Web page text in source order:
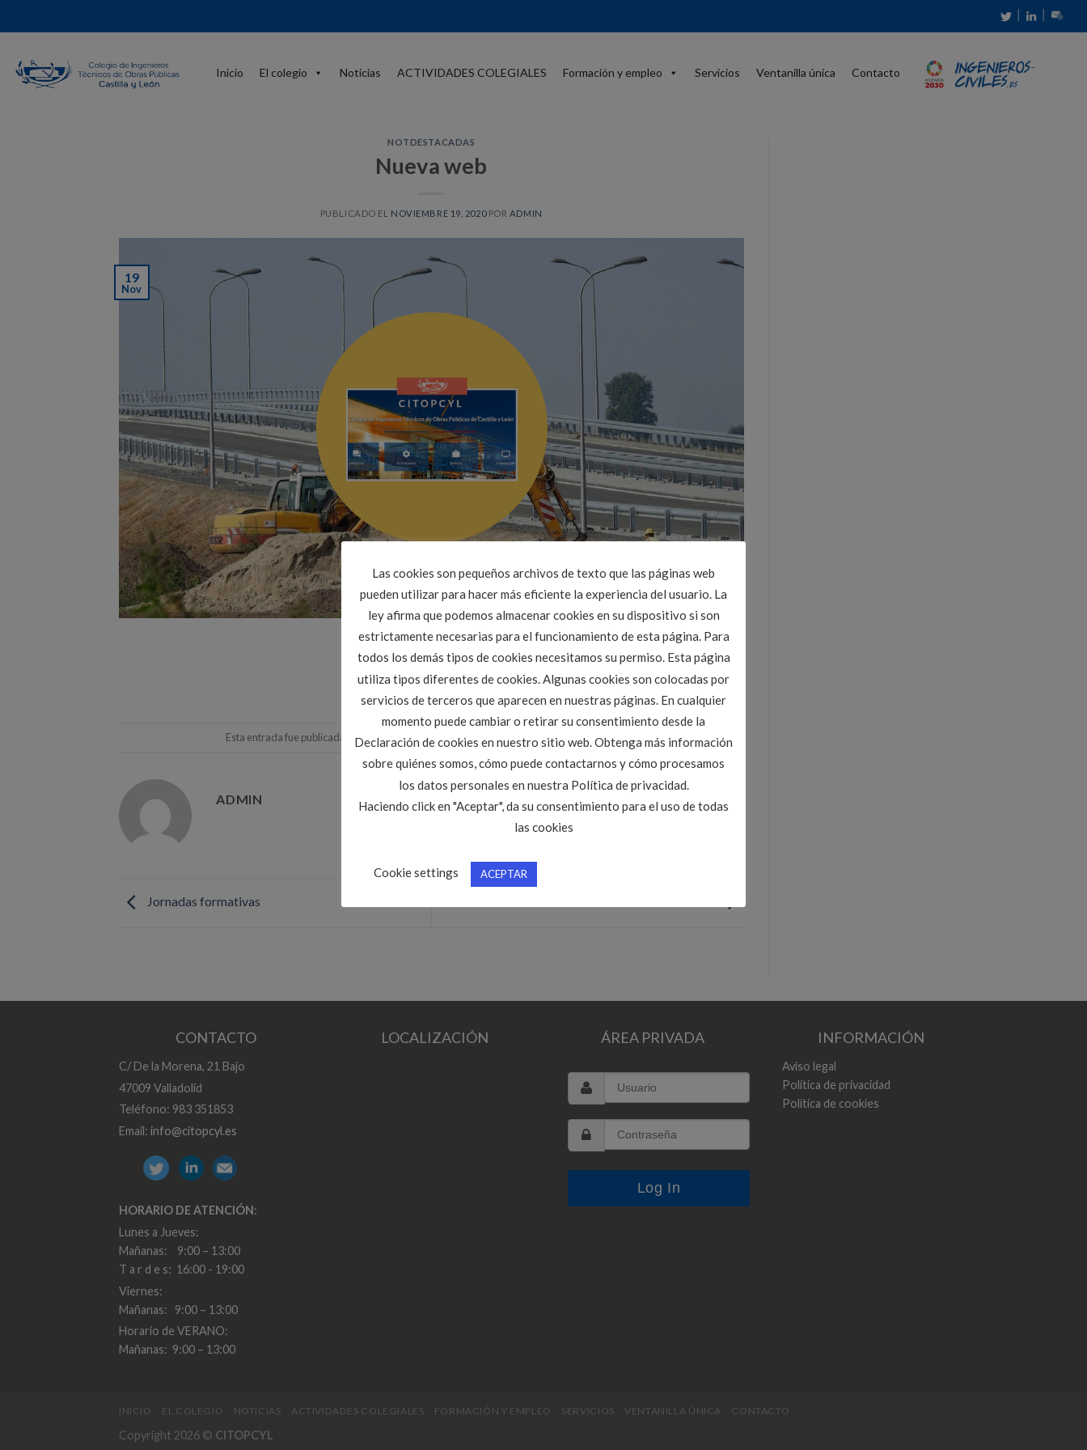
to
Inicio El colegio Noticias ACTIVIDADES COLEGIALES Formación y empleo Servicios Ventanilla única Contacto
NOTDESTACADAS
Nueva web
PUBLICADO EL NOVIEMBRE 19, 2020POR ADMIN
19
Nov
Esta entrada fue publicada enNotDestacadas . Marque como favorito el Enlace permanente
ADMIN
Jornadas formativas
CONTACTO
C/ De la Morena, 21 Bajo
47009 Valladolid
Teléfono: 983 351853
Email: info@citopcyl.es
HORARIO DE ATENCIÓN:
Lunes a Jueves:
Mañanas: 9:00 – 13:00
T a r d e s: 16:00 - 19:00
Viernes:
Mañanas: 9:00 – 13:00
Horario de VERANO:
Mañanas: 9:00 – 13:00
LOCALIZACIÓN ÁREA PRIVADA INFORMACIÓN
Aviso legal
Política de privacidad
Política de cookies
INICIO EL COLEGIO NOTICIAS ACTIVIDADES COLEGIALES FORMACIÓN Y EMPLEO SERVICIOS VENTANILLA ÚNICA CONTACTO
Copyright 2026 © CITOPCYL
Las cookies son pequeños archivos de texto que las páginas web
pueden utilizar para hacer más eficiente la experiencia del usuario. La
ley afirma que podemos almacenar cookies en su dispositivo si son
estrictamente necesarias para el funcionamiento de esta página. Para
todos los demás tipos de cookies necesitamos su permiso. Esta página
utiliza tipos diferentes de cookies. Algunas cookies son colocadas por
servicios de terceros que aparecen en nuestras páginas. En cualquier
momento puede cambiar o retirar su consentimiento desde la
Declaración de cookies en nuestro sitio web. Obtenga más información
sobre quiénes somos, cómo puede contactarnos y cómo procesamos
los datos personales en nuestra Política de privacidad.
Haciendo click en "Aceptar", da su consentimiento para el uso de todas
las cookies
Cookie settings ACEPTAR